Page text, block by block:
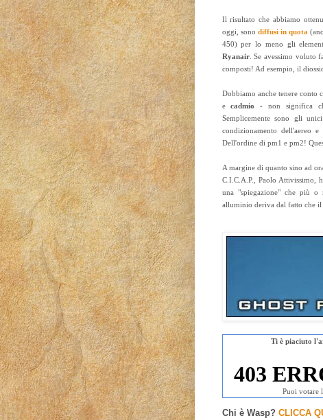
Il risultato che abbiamo
oggi, sono diffusi in quota
450) per lo meno gli
Ryanair. Se avessimo voluto
composti! Ad esempio, il
Dobbiamo anche tenere conto
ecadmio- non significa
Semplicemente sono gli
condizionamento dell'aereo
Dell'ordine di pm1 e pm2!
A margine di quanto sino ad
C.I.C.A.P., Paolo Attivissimo,
una "spiegazione" che più o
alluminio deriva dal fatto che
Ti è piaciuto
Puoi votare
Chi è Wasp? CLICCA